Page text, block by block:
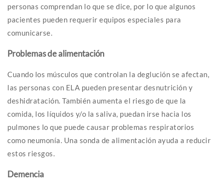
personas comprendan lo que se dice, por lo que algunos
pacientes pueden requerir equipos especiales para
comunicarse.
Problemas de alimentación
Cuando los músculos que controlan la deglución se afectan,
las personas con ELA pueden presentar desnutrición y
deshidratación. También aumenta el riesgo de que la
comida, los líquidos y/o la saliva, puedan irse hacia los
pulmones lo que puede causar problemas respiratorios
como neumonía. Una sonda de alimentación ayuda a reducir
estos riesgos.
Demencia